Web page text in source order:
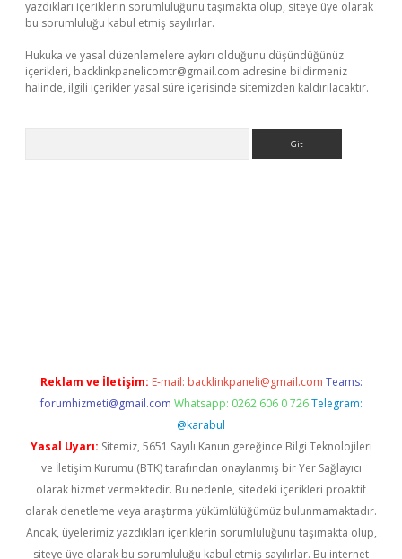
yazdıkları içeriklerin sorumluluğunu taşımakta olup, siteye üye olarak
bu sorumluluğu kabul etmiş sayılırlar.
Hukuka ve yasal düzenlemelere aykırı olduğunu düşündüğünüz
içerikleri, backlinkpanelicomtr@gmail.com adresine bildirmeniz
halinde, ilgili içerikler yasal süre içerisinde sitemizden kaldırılacaktır.
Reklam ve İletişim: E-mail: backlinkpaneli@gmail.com Teams:
forumhizmeti@gmail.com Whatsapp: 0262 606 0 726 Telegram:
@karabul
Yasal Uyarı: Sitemiz, 5651 Sayılı Kanun gereğince Bilgi Teknolojileri
ve İletişim Kurumu (BTK) tarafından onaylanmış bir Yer Sağlayıcı
olarak hizmet vermektedir. Bu nedenle, sitedeki içerikleri proaktif
olarak denetleme veya araştırma yükümlülüğümüz bulunmamaktadır.
Ancak, üyelerimiz yazdıkları içeriklerin sorumluluğunu taşımakta olup,
siteye üye olarak bu sorumluluğu kabul etmiş sayılırlar. Bu internet